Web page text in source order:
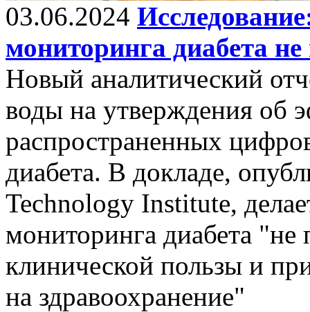
03.06.2024
мониторинга диабета
Новый аналитический
воды на утверждения об
распространенных
диабета. В докладе,
Technology Institute,
мониторинга диабета "не
клинической пользы и
на здравоохранение"